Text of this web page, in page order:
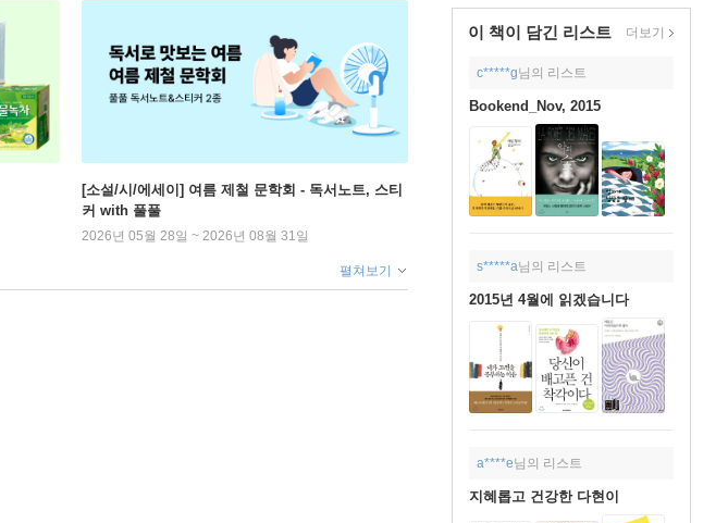
이 책이 담긴 리스트 더보기
c*****g님의 리스트
Bookend_Nov, 2015
s*****a님의 리스트
2015년 4월에 읽겠습니다
a****e님의 리스트
지혜롭고 건강한 다현이
[소설/시/에세이] 여름 제철 문학회 - 독서노트, 스티
커 with 풀풀
2026년 05월 28일 ~ 2026년 08월 31일
펼쳐보기